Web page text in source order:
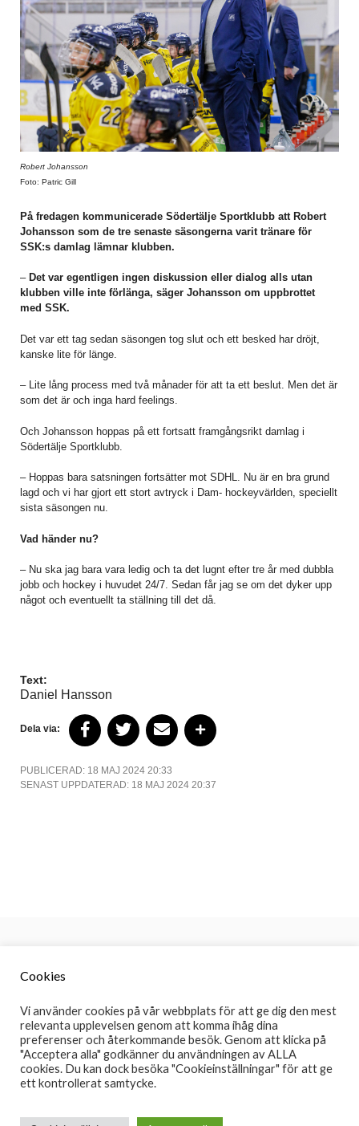
Robert Johansson
Foto: Patric Gill
På fredagen kommunicerade Södertälje Sportklubb att Robert
Johansson som de tre senaste säsongerna varit tränare för
SSK:s damlag lämnar klubben.
– Det var egentligen ingen diskussion eller dialog alls utan
klubben ville inte förlänga, säger Johansson om uppbrottet
med SSK.
Det var ett tag sedan säsongen tog slut och ett besked har dröjt,
kanske lite för länge.
– Lite lång process med två månader för att ta ett beslut. Men det är
som det är och inga hard feelings.
Och Johansson hoppas på ett fortsatt framgångsrikt damlag i
Södertälje Sportklubb.
– Hoppas bara satsningen fortsätter mot SDHL. Nu är en bra grund
lagd och vi har gjort ett stort avtryck i Dam- hockeyvärlden, speciellt
sista säsongen nu.
Vad händer nu?
– Nu ska jag bara vara ledig och ta det lugnt efter tre år med dubbla
jobb och hockey i huvudet 24/7. Sedan får jag se om det dyker upp
något och eventuellt ta ställning till det då.
Text:
Daniel Hansson
Dela via:
PUBLICERAD: 18 MAJ 2024 20:33
SENAST UPPDATERAD: 18 MAJ 2024 20:37
Redaktion
Redaktion
Månadsrapport
Sociala Medier
Instagram
Cookies
Vi använder cookies på vår webbplats för att ge dig den mest
relevanta upplevelsen genom att komma ihåg dina
preferenser och återkommande besök. Genom att klicka på
"Acceptera alla" godkänner du användningen av ALLA
cookies. Du kan dock besöka "Cookieinställningar" för att ge
ett kontrollerat samtycke.